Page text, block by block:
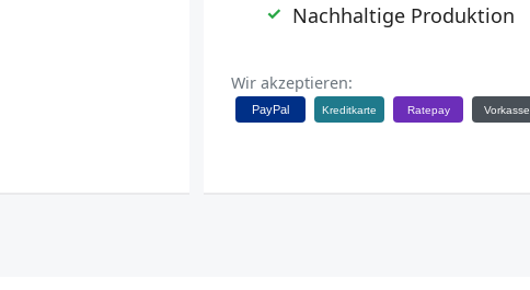
Nachhaltige Produktion
Wir akzeptieren:
PayPal Kreditkarte Ratepay Vorkasse